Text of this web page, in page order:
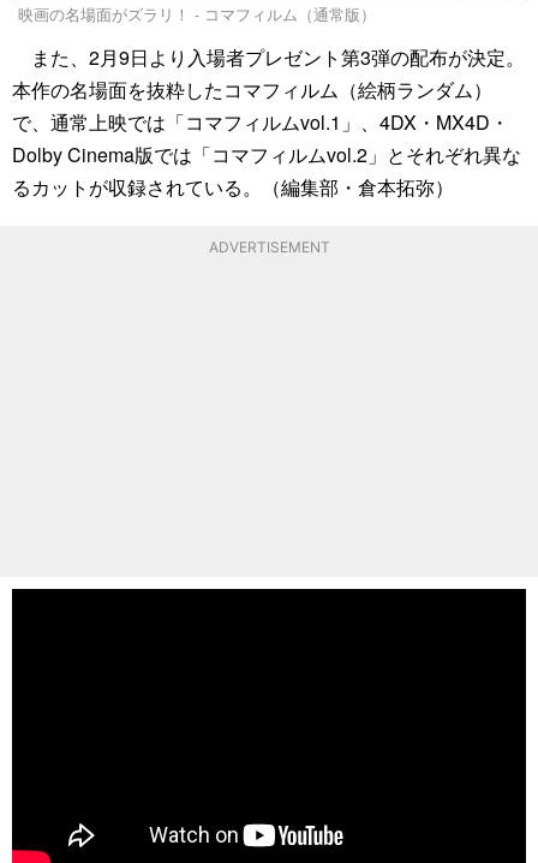
映画の名場面がズラリ！ - コマフィルム（通常版）
また、2月9日より入場者プレゼント第3弾の配布が決定。
本作の名場面を抜粋したコマフィルム（絵柄ランダム）
で、通常上映では「コマフィルムvol.1」、4DX・MX4D・
Dolby Cinema版では「コマフィルムvol.2」とそれぞれ異な
るカットが収録されている。（編集部・倉本拓弥）
ADVERTISEMENT